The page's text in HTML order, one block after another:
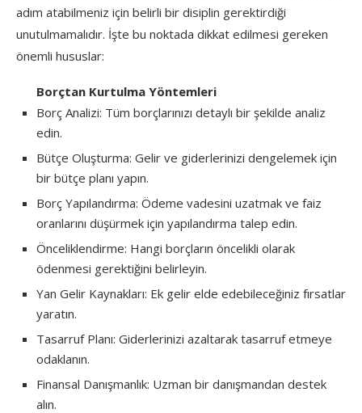
adım atabilmeniz için belirli bir disiplin gerektirdiği
unutulmamalıdır. İşte bu noktada dikkat edilmesi gereken
önemli hususlar:
Borçtan Kurtulma Yöntemleri
Borç Analizi: Tüm borçlarınızı detaylı bir şekilde analiz
edin.
Bütçe Oluşturma: Gelir ve giderlerinizi dengelemek için
bir bütçe planı yapın.
Borç Yapılandırma: Ödeme vadesini uzatmak ve faiz
oranlarını düşürmek için yapılandırma talep edin.
Önceliklendirme: Hangi borçların öncelikli olarak
ödenmesi gerektiğini belirleyin.
Yan Gelir Kaynakları: Ek gelir elde edebileceğiniz fırsatlar
yaratın.
Tasarruf Planı: Giderlerinizi azaltarak tasarruf etmeye
odaklanın.
Finansal Danışmanlık: Uzman bir danışmandan destek
alın.